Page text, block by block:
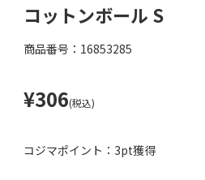
コットンボール S
商品番号：16853285
¥306(税込)
コジマポイント： 3pt獲得